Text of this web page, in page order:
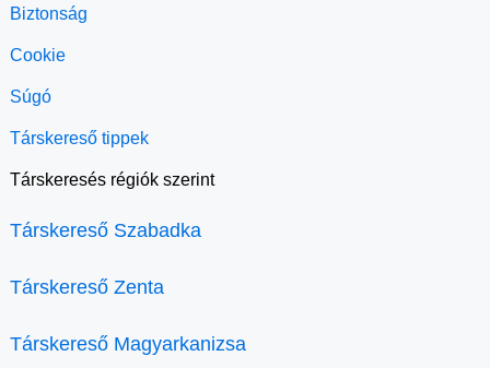
Biztonság
Cookie
Súgó
Társkereső tippek
Társkeresés régiók szerint
Társkereső Szabadka
Társkereső Zenta
Társkereső Magyarkanizsa